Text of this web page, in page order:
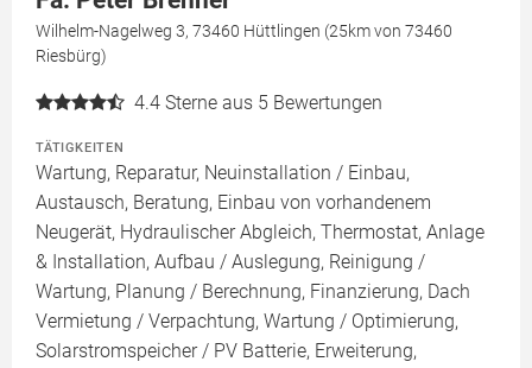
Wilhelm-Nagelweg 3, 73460 Hüttlingen (25km von 73460
Riesbürg)
4.4 Sterne aus 5 Bewertungen
TÄTIGKEITEN
Wartung, Reparatur, Neuinstallation / Einbau,
Austausch, Beratung, Einbau von vorhandenem
Neugerät, Hydraulischer Abgleich, Thermostat, Anlage
& Installation, Aufbau / Auslegung, Reinigung /
Wartung, Planung / Berechnung, Finanzierung, Dach
Vermietung / Verpachtung, Wartung / Optimierung,
Solarstromspeicher / PV Batterie, Erweiterung,